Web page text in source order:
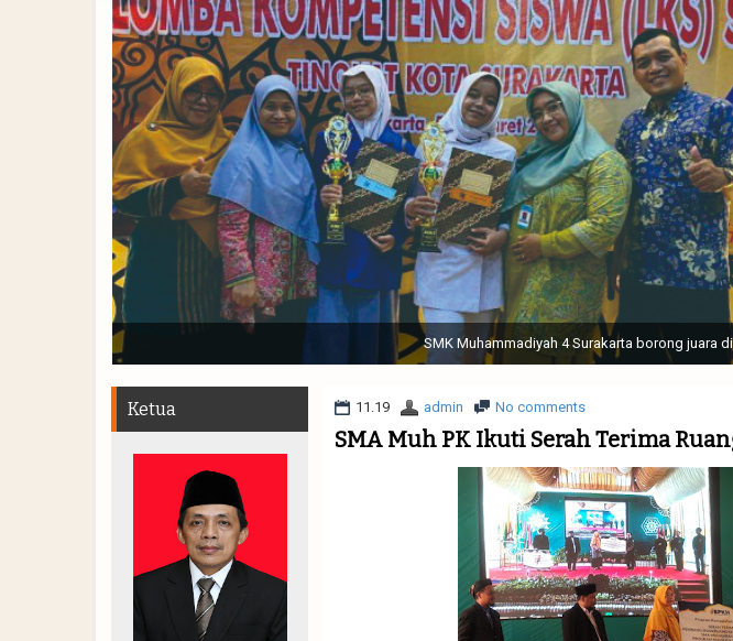
Sabtu, 19 November 2022. (dari kiri) Pertunjukan Tapak Suci Perguruan Muhammadiyah (
Muhammadiyah 48 || Pertunjukan bendera dan tari
11.19 admin No comments
SMA Muh PK Ikuti Serah Terima
Ketua